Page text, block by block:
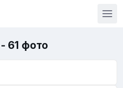
61 фото